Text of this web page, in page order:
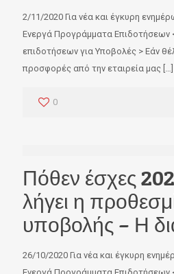
2/11/2020 Για νέα και έγκυρη
Ενεργά Προγράμματα Επιδοτήσεων
επιδοτήσεων για Υποβολές > Εάν
προσφορές από την εταιρεία μας […]
0
Πόθεν έσχες
λήγει η
υποβολής – Η
26/10/2020 Για νέα και έγκυρη